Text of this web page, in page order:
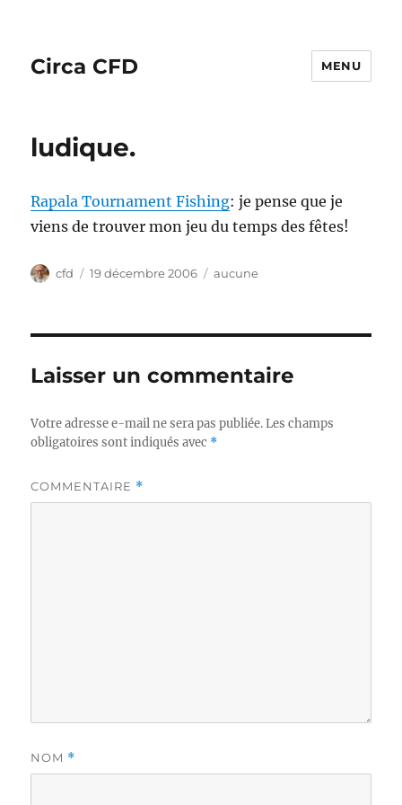
Circa CFD MENU
ludique.
Rapala Tournament Fishing: je pense que je
viens de trouver mon jeu du temps des fêtes!
Auteur
cfd
Publié
19 décembre 2006 Catégories
aucune
Laisser un commentaire
Votre adresse e-mail ne sera pas publiée. Les champs
obligatoires sont indiqués avec *
COMMENTAIRE *
NOM *